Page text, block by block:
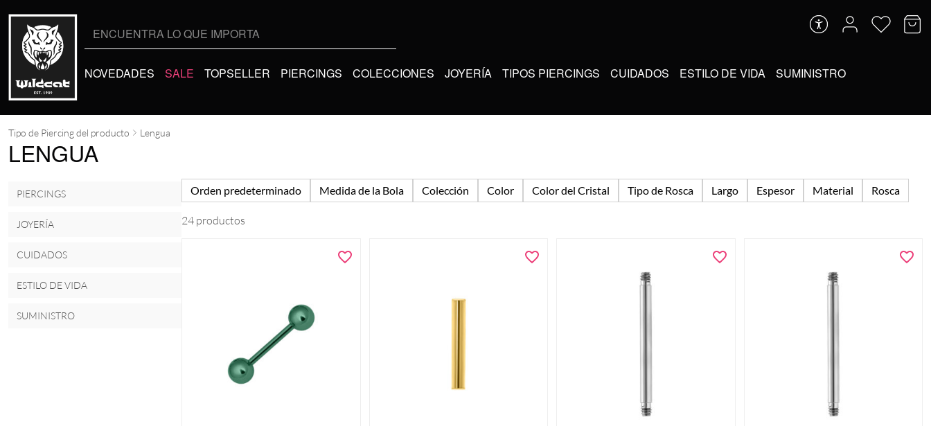
NOVEDADES SALE TOPSELLER PIERCINGS COLECCIONES JOYERÍA TIPOS PIERCINGS CUIDADOS ESTILO DE VIDA SUMINISTRO
Tipo de Piercing del producto Lengua
LENGUA
PIERCINGS
JOYERÍA
CUIDADOS
ESTILO DE VIDA
SUMINISTRO
Orden predeterminado Medida de la Bola Colección Color Color del Cristal Tipo de Rosca Largo Espesor Material Rosca
24 productos